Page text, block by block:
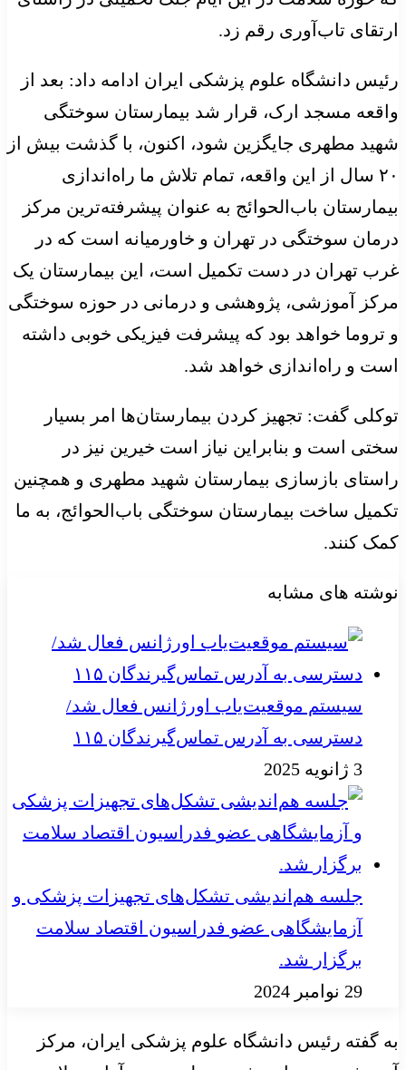
ارتقای تاب‌آوری رقم زد.
رئیس دانشگاه علوم پزشکی ایران ادامه داد: بعد از
واقعه مسجد ارک، قرار شد بیمارستان سوختگی
شهید مطهری جایگزین شود، اکنون، با گذشت بیش از
۲۰ سال از این واقعه، تمام تلاش ما راه‌اندازی
بیمارستان باب‌الحوائج به عنوان پیشرفته‌ترین مرکز
درمان سوختگی در تهران و خاورمیانه است که در
غرب تهران در دست تکمیل است، این بیمارستان یک
مرکز آموزشی، پژوهشی و درمانی در حوزه سوختگی
و تروما خواهد بود که پیشرفت فیزیکی خوبی داشته
است و راه‌اندازی خواهد شد.
توکلی گفت: تجهیز کردن بیمارستان‌ها امر بسیار
سختی است و بنابراین نیاز است خیرین نیز در
راستای بازسازی بیمارستان شهید مطهری و همچنین
تکمیل ساخت بیمارستان سوختگی باب‌الحوائج، به ما
کمک کنند.
نوشته های مشابه
سیستم موقعیت‌یاب اورژانس فعال شد/
دسترسی به آدرس تماس‌گیرندگان ۱۱۵
3 ژانویه 2025
جلسه هم‌اندیشی تشکل‌های تجهیزات پزشکی و
آزمایشگاهی عضو فدراسیون اقتصاد سلامت
برگزار شد.
29 نوامبر 2024
به گفته رئیس دانشگاه علوم پزشکی ایران، مرکز